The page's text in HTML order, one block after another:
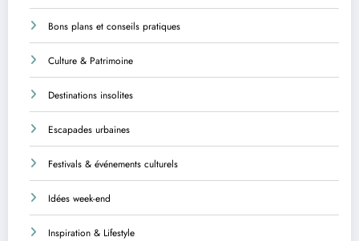
Bons plans et conseils pratiques
Culture & Patrimoine
Destinations insolites
Escapades urbaines
Festivals & événements culturels
Idées week-end
Inspiration & Lifestyle